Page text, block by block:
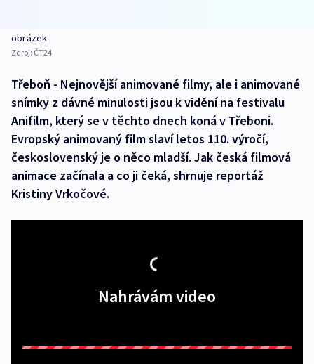
obrázek
Zdroj: ČT24
Třeboň - Nejnovější animované filmy, ale i animované
snímky z dávné minulosti jsou k vidění na festivalu
Anifilm, který se v těchto dnech koná v Třeboni.
Evropský animovaný film slaví letos 110. výročí,
československý je o něco mladší. Jak česká filmová
animace začínala a co ji čeká, shrnuje reportáž
Kristiny Vrkočové.
Nahrávám video